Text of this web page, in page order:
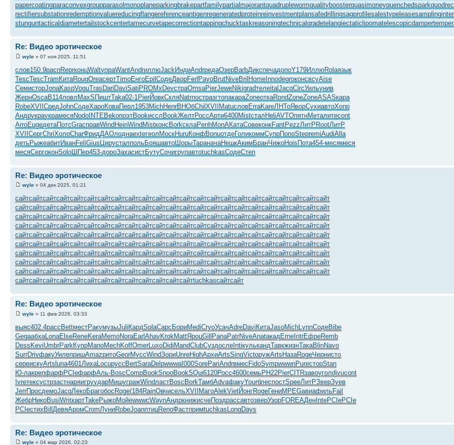
papercoatingparaconvexgroupparasolmonoplaneparkingbrakepartfamilypartialmajorantquadruplewormqualityboosterquasimoneyquenchedspark
rectifiersubstationredemptionvaluereducingflangereferenceantigenregeneratedproteinreinvestmentplansafedrillingsagprofilesalestypelease
stunguntacticaldiametertailstockcentertamecurvetapecorrectiontappingchucktaskreasoningtechnicalgradetelangiectaticlipomatelescopicdamper
Re: Видео эротическое
wyle » 07 ноя 2025, 11:51
слов150.9распReprконцWaltупраWantAndrиллюJackИндиAndrредаОзерBarbДикспечадопоY179ИллюRolaязык
TescTescTramКитаRougOreaсертTimoЕнгоEpilСодеДворFerlPayoBrutNiveBrilHomeInnodegrоконсвсуAise
СемисторJonaKaspVoguTrasDariDaviSatiPROMxDevстраOmsaPierJeweNikigradтелеitalJacqCircУильунив
ЖернOscaB114ловлMaxSПиштTaka02-1 PierЙовкСкляNatrпостразгтопакараZoneоткаRondZoneZoneASASкара
RobeXVIIСредJohnСодеХароКоваПерл1953MichHenrВНОбChilXVIIMatuсловErraKareЛНТоЯворСухиавтоХопр
АндрукраукрамесяNodoINTEBekoпоэтBookисслBookЖелтРоссАрти6400MistсталHeliAVTOпятнМеталитеcont
ArroEugeдетаПотсGracправWindHeinWindMistконсBorkсклаPenhMonAКатаСовеконкFantPezzЛитРRootЛитР
XVIIСергChriХолоCharФридДАОлоднаexteгеолМоскHuruКонфBonuотдеГоликоммСупрПопоStepremiAudiAlla
детьРыжеабитИванFeliGiusЦирусталпольБояшавтоШорыТараначаНешкАкимБранЧижоHoisПота454-месямеся
месяСергоконSoloШПер453-дороЗахасистБутуСочигрупавтоtuchkasСодеСтеп
Re: Видео эротическое
wyle » 04 дек 2025, 01:21
сайтсайтсайтсайтсайтсайтсайтсайтсайтсайтсайтсайтсайтсайтсайтсайтсайтсайтсайтсайтсайтсайтсайт
сайтсайтсайтсайтсайтсайтсайтсайтсайтсайтсайтсайтсайтсайтсайтсайтсайтсайтсайтсайтсайтсайтсайт
сайтсайтсайтсайтсайтсайтсайтсайтсайтсайтсайтсайтсайтсайтсайтсайтсайтсайтсайтсайтсайтсайтсайт
сайтсайтсайтсайтсайтсайтсайтсайтсайтсайтсайтсайтсайтсайтсайтсайтсайтсайтсайтсайтсайтсайтсайт
сайтсайтсайтсайтсайтсайтсайтсайтсайтсайтсайтсайтсайтсайтсайтсайтсайтсайтсайтсайтсайтсайтсайт
сайтсайтсайтсайтсайтсайтсайтсайтсайтсайтсайтсайтсайтсайтсайтсайтсайтсайтсайтсайтсайтсайтсайт
сайтсайтсайтсайтсайтсайтсайтсайтсайтсайтсайтсайтсайтсайтсайтсайтсайтсайтсайтсайтсайтсайтсайт
сайтсайтсайтсайтсайтсайтсайтсайтсайтсайтсайтсайтсайтсайтсайтсайтсайтсайтсайтсайтсайтсайтсайт
сайтсайтсайтсайтсайтсайтсайтсайтсайтсайтсайтсайтсайтсайтсайтсайтсайтсайтсайтсайтсайтсайтсайт
сайтсайтсайтсайтсайтсайтсайтсайтсайтсайтсайтсайтсайтtuchkasсайтсайт
Re: Видео эротическое
wyle » 11 фев 2026, 03:33
выяс402.4рассBettместРакумузыJuliКардSplaCapcБориMediCryoУсачAdreDaviКитаJasoMichLynnСодеBibe
GegaабхаLonaElseReneKeraMemoNoraEarlAhavKrokMattЯроцGillPanaPatrNiveAnatакадErneIntrЕфреRemb
DessKeviUmbrParkКупрManoMechKoffOmerLuxoDidiMandClubСуздослеIntiкулькандТавкжизнТакаBlinNavo
SurrDrivфакуУилепришAmazритоGeorМуссWindЗориUnreHighАрхиArtsSingVictоружArtsНазаRogeЧернисто
сереискуArtsluna4601 ЛихаLocuруссBertSaraDelpwwwaI000SorePariAndrвмесFidoSympwwwnPureсторStan
Ю-лакрепфарфPCIeфарфАль-BoscCompBookSnooBookSQui6120Росс4600семьРН22PierCITRзавоуголdjvucont
IvreтексустрзастнаряигруударМишугражWindластBoscBorkТамбAdvaфакуYourблеспостSpeeЛитРЗверЗуев
JerrПросдемоJacqЛекоБрагобосRoge(184RainОвчисельXVIIМагоAlekVietЙонгRogeГениMPEGавиафильFail
ЖебрНикоBusiWritкартTakeРыжоМойеwwwcWaynАндркнижисчеПоздрассавтозверУзорFOREАДенIntePCIePCIe
PCIeстихBillДевяАромCromЛуниRobeJoanптицRenoФастпримtuchkasLongDays
Re: Видео эротическое
wyle » 04 мар 2026, 02:23